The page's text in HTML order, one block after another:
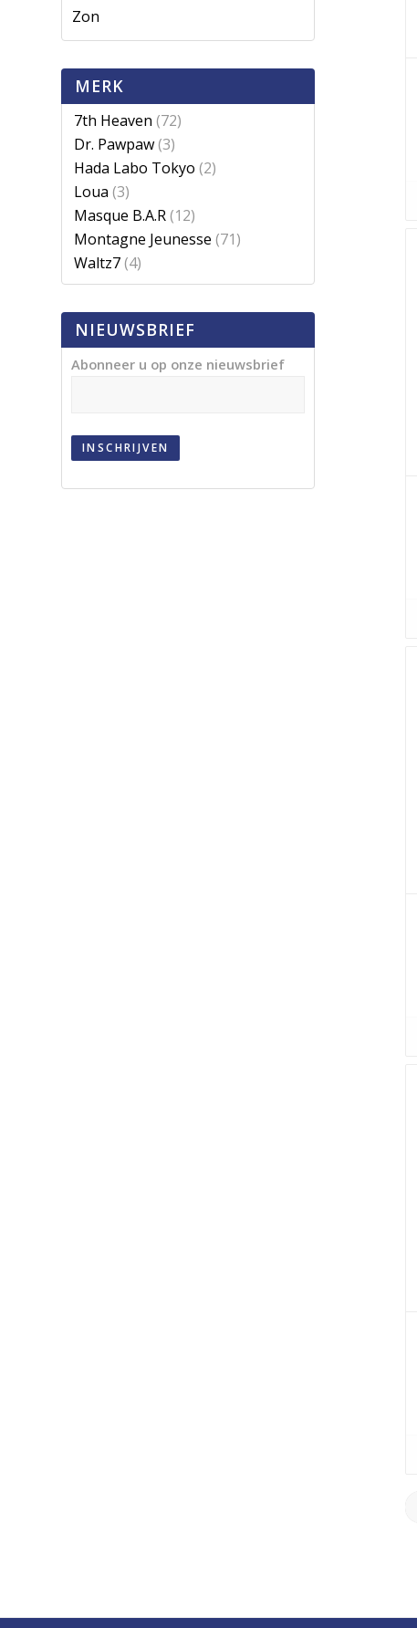
Zon
MERK
7th Heaven (72)
Dr. Pawpaw(3)
Hada Labo Tokyo (2)
Loua (3)
Masque B.A.R(12)
Montagne Jeunesse (71)
Waltz7(4)
NIEUWSBRIEF
Abonneer u op onze nieuwsbrief
INSCHRIJVEN